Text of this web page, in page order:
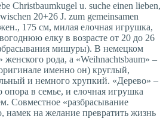
Christbaumkugel u. suche einen lieben,
20+26 J. zum gemeinsamen
175 см, милая елочная игрушка,
елку в возрасте от 20 до 26
мишуры). В немецком
женского рода, а «Weihnachtsbaum» –
именно он) круглый,
и немного хрупкий. «Дерево» –
опора в семье, и елочная игрушка
Совместное «разбрасывание
намек на желание превратить жизнь